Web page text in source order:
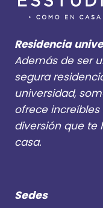
Residencia
Además de ser
segura
universidad,
ofrece
diversión que te
casa.
Sedes